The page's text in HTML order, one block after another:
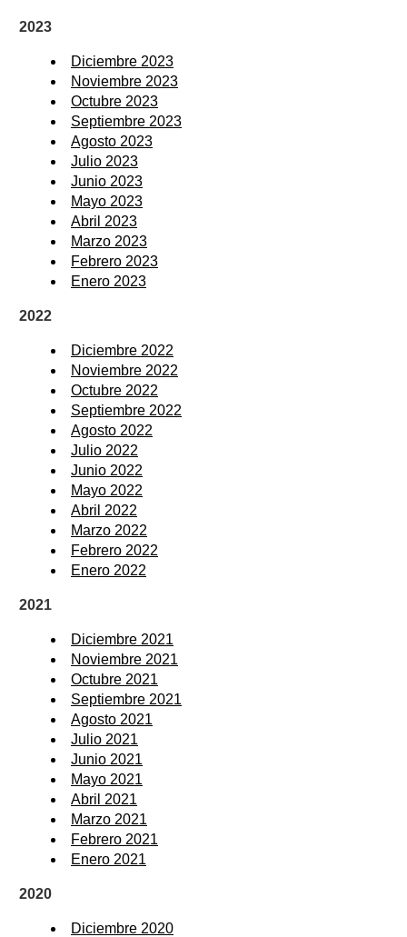
2023
Diciembre 2023
Noviembre 2023
Octubre 2023
Septiembre 2023
Agosto 2023
Julio 2023
Junio 2023
Mayo 2023
Abril 2023
Marzo 2023
Febrero 2023
Enero 2023
2022
Diciembre 2022
Noviembre 2022
Octubre 2022
Septiembre 2022
Agosto 2022
Julio 2022
Junio 2022
Mayo 2022
Abril 2022
Marzo 2022
Febrero 2022
Enero 2022
2021
Diciembre 2021
Noviembre 2021
Octubre 2021
Septiembre 2021
Agosto 2021
Julio 2021
Junio 2021
Mayo 2021
Abril 2021
Marzo 2021
Febrero 2021
Enero 2021
2020
Diciembre 2020